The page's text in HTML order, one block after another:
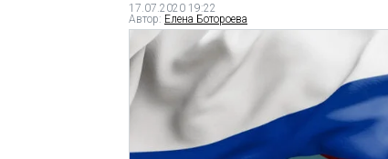
17.07.2020 19:22
Автор: Елена Ботороева